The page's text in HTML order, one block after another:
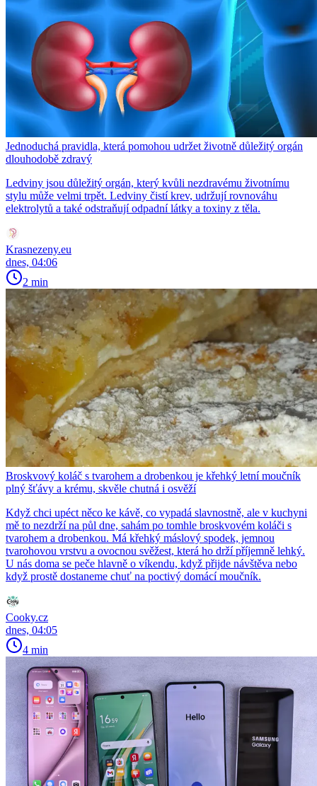
Jednoduchá pravidla, která pomohou udržet životně důležitý orgán
dlouhodobě zdravý
Ledviny jsou důležitý orgán, který kvůli nezdravému životnímu
stylu může velmi trpět. Ledviny čistí krev, udržují rovnováhu
elektrolytů a také odstraňují odpadní látky a toxiny z těla.
Krasnezeny.eu
dnes, 04:06
2 min
Broskvový koláč s tvarohem a drobenkou je křehký letní moučník
plný šťávy a krému, skvěle chutná i osvěží
Když chci upéct něco ke kávě, co vypadá slavnostně, ale v kuchyni
mě to nezdrží na půl dne, sahám po tomhle broskvovém koláči s
tvarohem a drobenkou. Má křehký máslový spodek, jemnou
tvarohovou vrstvu a ovocnou svěžest, která ho drží příjemně lehký.
U nás doma se peče hlavně o víkendu, když přijde návštěva nebo
když prostě dostaneme chuť na poctivý domácí moučník.
Cooky.cz
dnes, 04:05
4 min